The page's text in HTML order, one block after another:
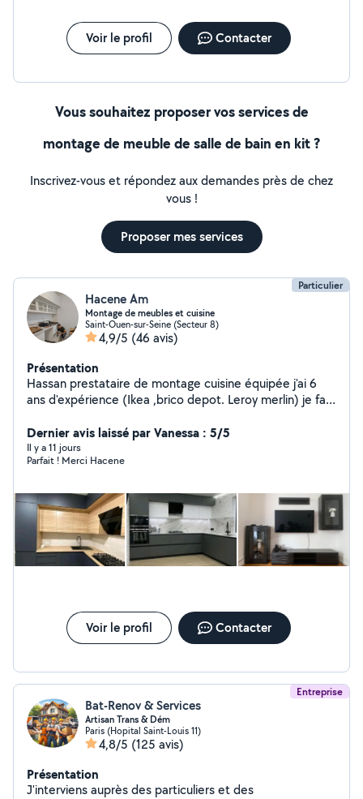
Voir le profil Contacter
Vous souhaitez proposer vos services de
montage de meuble de salle de bain en kit ?
Inscrivez-vous et répondez aux demandes près de chez
vous !
Proposer mes services
Particulier
Hacene Am
Montage de meubles et cuisine
Saint-Ouen-sur-Seine (Secteur 8)
4,9/5 (46 avis)
Présentation
Hassan prestataire de montage cuisine équipée j'ai 6
ans d'expérience (Ikea ,brico depot. Leroy merlin) je fait
coulissante, canapé convertible , dressing ikea pax,
fixation télé, tringle rideaux, disponible 7/7 je suis à
votre service contacter moi par téléphone svp .
Dernier avis laissé par Vanessa : 5/5
Il y a 11 jours
Parfait ! Merci Hacene
Voir le profil Contacter
Entreprise
Bat-Renov & Services
Artisan Trans & Dém
Paris (Hopital Saint-Louis 11)
4,8/5 (125 avis)
Présentation
J'interviens auprès des particuliers et des